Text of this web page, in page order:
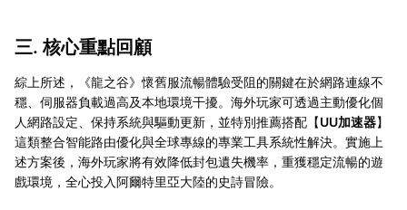
三. 核心重點回顧
綜上所述，《龍之谷》懷舊服流暢體驗受阻的關鍵在於網路連線不
穩、伺服器負載過高及本地環境干擾。海外玩家可透過主動優化個
人網路設定、保持系統與驅動更新，並特別推薦搭配【UU加速器】
這類整合智能路由優化與全球專線的專業工具系統性解決。實施上
述方案後，海外玩家將有效降低封包遺失機率，重獲穩定流暢的遊
戲環境，全心投入阿爾特里亞大陸的史詩冒險。